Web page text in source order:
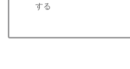
する